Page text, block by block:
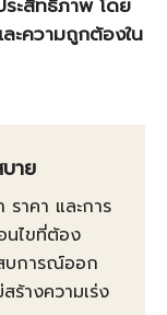
ะความถูกต้องใน
าย
ราคา และการ
นไขที่ต้อง
บการณ์ออก
ร้างความเร่ง